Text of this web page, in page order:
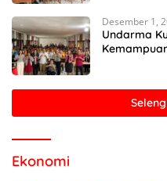
Desember 1,
Undarma
Ekonomi